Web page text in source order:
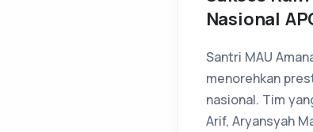
Nasional
Santri MAU
menorehkan
nasional. Tim
Arif, Aryansyah